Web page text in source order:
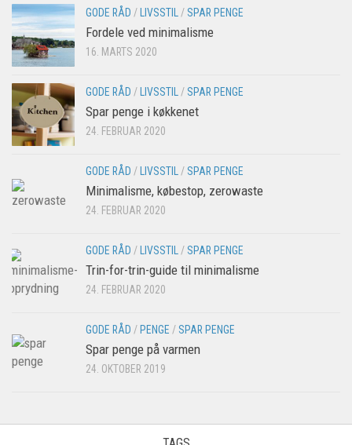
GODE RÅD / LIVSSTIL / SPAR PENGE
Fordele ved minimalisme
16. MARTS 2020
GODE RÅD / LIVSSTIL / SPAR PENGE
Spar penge i køkkenet
24. FEBRUAR 2020
GODE RÅD / LIVSSTIL / SPAR PENGE
Minimalisme, købestop, zerowaste
24. FEBRUAR 2020
GODE RÅD / LIVSSTIL / SPAR PENGE
Trin-for-trin-guide til minimalisme
24. FEBRUAR 2020
GODE RÅD / PENGE / SPAR PENGE
Spar penge på varmen
24. OKTOBER 2019
1-2 gange om måneden får du en mail med de